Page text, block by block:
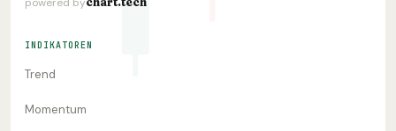
INDIKATOREN
Trend
Momentum